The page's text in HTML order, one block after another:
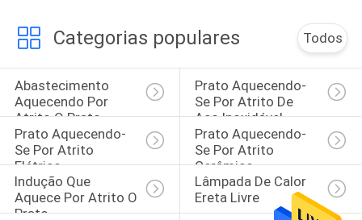
Categorias populares Todos
Abastecimento
Aquecendo Por
Atrito O Prato
Prato Aquecendo-
Se Por Atrito De
Aço Inoxidável
Prato Aquecendo-
Se Por Atrito
Elétrico
Prato Aquecendo-
Se Por Atrito
Cerâmico
Indução Que
Aquece Por Atrito O
Prato
Lâmpada De Calor
Ereta Livre